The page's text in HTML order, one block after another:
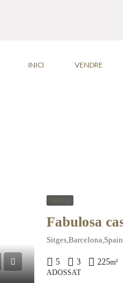
INICI VENDRE
VENDA
Sitges,Barcelona,Spain
5 3 225m²
ADOSSAT